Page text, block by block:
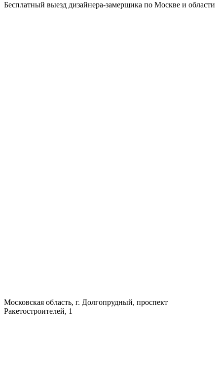
Бесплатный выезд дизайнера-замерщика по Москве и области
Московская область, г. Долгопрудный, проспект
Ракетостроителей, 1